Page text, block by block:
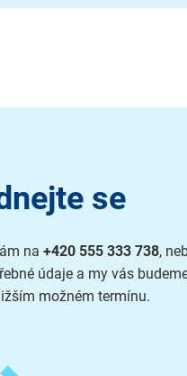
se
na +420 555 333 738,
údaje a my vás
možném termínu.